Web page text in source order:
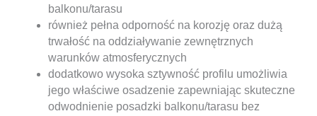
balkonu/tarasu
również pełna odporność na korozję oraz dużą
trwałość na oddziaływanie zewnętrznych
warunków atmosferycznych
dodatkowo wysoka sztywność profilu umożliwia
jego właściwe osadzenie zapewniając skuteczne
odwodnienie posadzki balkonu/tarasu bez